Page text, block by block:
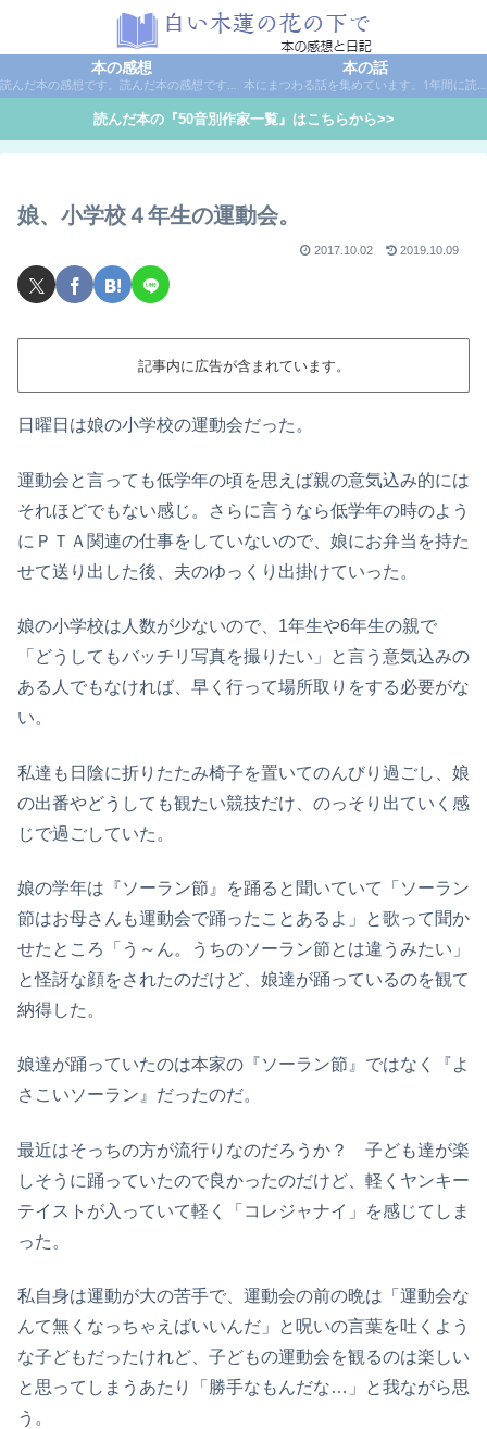
本の感想
読んだ本の感想です。読んだ本の感想です。本は作家名で50音別に分類しています。
本の話
本にまつわる話を集めています。1年間に読んだ本の総括や、本に関する話題など。
読んだ本の『50音別作家一覧』はこちらから>>
娘、小学校４年生の運動会。
2017.10.02 2019.10.09
記事内に広告が含まれています。
日曜日は娘の小学校の運動会だった。
運動会と言っても低学年の頃を思えば親の意気込み的には
それほどでもない感じ。さらに言うなら低学年の時のよう
にＰＴＡ関連の仕事をしていないので、娘にお弁当を持た
せて送り出した後、夫のゆっくり出掛けていった。
娘の小学校は人数が少ないので、1年生や6年生の親で
「どうしてもバッチリ写真を撮りたい」と言う意気込みの
ある人でもなければ、早く行って場所取りをする必要がな
い。
私達も日陰に折りたたみ椅子を置いてのんびり過ごし、娘
の出番やどうしても観たい競技だけ、のっそり出ていく感
じで過ごしていた。
娘の学年は『ソーラン節』を踊ると聞いていて「ソーラン
節はお母さんも運動会で踊ったことあるよ」と歌って聞か
せたところ「う～ん。うちのソーラン節とは違うみたい」
と怪訝な顔をされたのだけど、娘達が踊っているのを観て
納得した。
娘達が踊っていたのは本家の『ソーラン節』ではなく『よ
さこいソーラン』だったのだ。
最近はそっちの方が流行りなのだろうか？ 子ども達が楽
しそうに踊っていたので良かったのだけど、軽くヤンキー
テイストが入っていて軽く「コレジャナイ」を感じてしま
った。
私自身は運動が大の苦手で、運動会の前の晩は「運動会な
んて無くなっちゃえばいいんだ」と呪いの言葉を吐くよう
な子どもだったけれど、子どもの運動会を観るのは楽しい
と思ってしまうあたり「勝手なもんだな…」と我ながら思
う。